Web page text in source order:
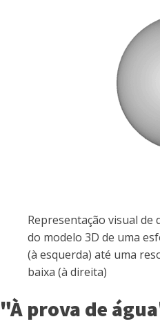
Representação visual
do modelo 3D de uma
(à esquerda) até uma
baixa (à direita)
"À prova de